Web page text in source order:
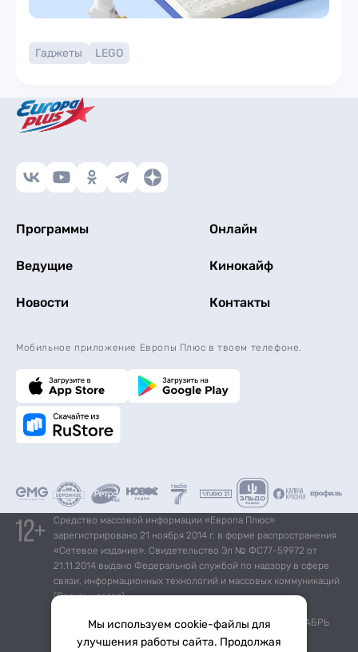
Гаджеты LEGO
Программы Онлайн
Ведущие Кинокайф
Новости Контакты
Мобильное приложение Европы Плюс в твоем телефоне.
Средство массовой информации «Европа Плюс»
зарегистрировано 21 ноября 2014 г. в форме распространения
«Сетевое издание». Свидетельство Эл № ФС77-59972 от
21.11.2014 выдано Федеральной службой по надзору в сфере
связи, информационных технологий и массовых коммуникаций
(Роскомнадзор).
*Mediascope, Radio Index – РОССИЯ 100К+, ИЮЛЬ - ДЕКАБРЬ
2025 г., AQH Share, население 12+
Мы используем cookie-файлы для
улучшения работы сайта. Продолжая